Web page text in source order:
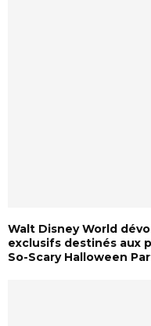
Walt Disney World
exclusifs destinés aux
So-Scary Halloween